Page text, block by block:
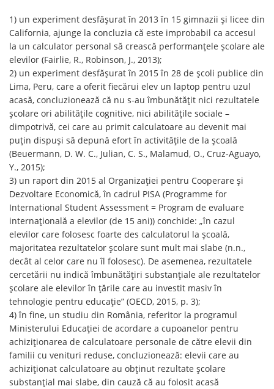
1) un experiment desfășurat în 2013 în 15 gimnazii și licee din
California, ajunge la concluzia că este improbabil ca accesul
la un calculator personal să crească performanțele școlare ale
elevilor (Fairlie, R., Robinson, J., 2013);
2) un experiment desfășurat în 2015 în 28 de școli publice din
Lima, Peru, care a oferit fiecărui elev un laptop pentru uzul
acasă, concluzionează că nu s-au îmbunătățit nici rezultatele
școlare ori abilitățile cognitive, nici abilitățile sociale –
dimpotrivă, cei care au primit calculatoare au devenit mai
puțin dispuși să depună efort în activitățile de la școală
(Beuermann, D. W. C., Julian, C. S., Malamud, O., Cruz-Aguayo,
Y., 2015);
3) un raport din 2015 al Organizației pentru Cooperare și
Dezvoltare Economică, în cadrul PISA (Programme for
International Student Assessment = Program de evaluare
internațională a elevilor (de 15 ani)) conchide: „în cazul
elevilor care folosesc foarte des calculatorul la școală,
majoritatea rezultatelor școlare sunt mult mai slabe (n.n.,
decât al celor care nu îl folosesc). De asemenea, rezultatele
cercetării nu indică îmbunătățiri substanțiale ale rezultatelor
școlare ale elevilor în țările care au investit masiv în
tehnologie pentru educație” (OECD, 2015, p. 3);
4) în fine, un studiu din România, referitor la programul
Ministerului Educației de acordare a cupoanelor pentru
achiziționarea de calculatoare personale de către elevii din
familii cu venituri reduse, concluzionează: elevii care au
achiziționat calculatoare au obținut rezultate școlare
substanțial mai slabe, din cauză că au folosit acasă